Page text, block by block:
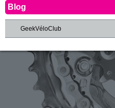
Blog
GeekVéloClub